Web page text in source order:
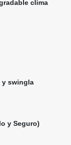
clima
y swingla
y Seguro)